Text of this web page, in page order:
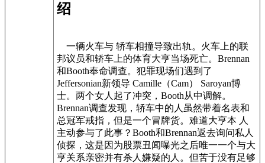
绍
一辆火车与 轿车相撞导致出轨。火车上的联
邦议员和轿车上的体育大亨当场死亡。Brennan
和Booth奉命调查。犯罪现场们遇到了
Jeffersonian新领导 Camille（Cam） Saroyan博
士。两个女人起了冲突，Booth从中调解。
Brennan调查发现，轿车中的人虽然带着名表和
总冠军戒指，但是一个冒牌货。难道大亨本 人
主动参与了此事？Booth和Brennan返去询问私人
侦探，这是因为股票丑闻曝光之后唯一一个与大
亨关系亲密并有杀人嫌疑的人。但苦于没有足够